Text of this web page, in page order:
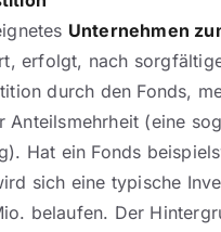
Unternehmen
erfolgt, nach
durch den Fonds,
Anteilsmehrheit (eine
Hat ein Fonds
sich eine typische
belaufen. Der